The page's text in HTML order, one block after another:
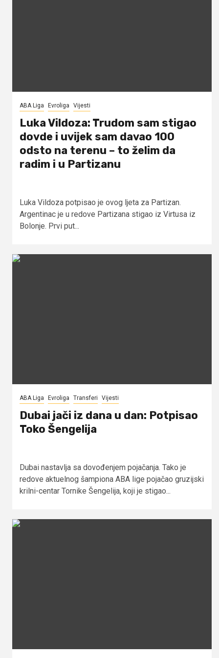
ABA Liga Evroliga Vijesti
Luka Vildoza: Trudom sam stigao
dovde i uvijek sam davao 100
odsto na terenu – to želim da
radim i u Partizanu
Luka Vildoza potpisao je ovog ljeta za Partizan.
Argentinac je u redove Partizana stigao iz Virtusa iz
Bolonje. Prvi put...
ABA Liga Evroliga Transferi Vijesti
Dubai jači iz dana u dan: Potpisao
Toko Šengelija
Dubai nastavlja sa dovođenjem pojačanja. Tako je
redove aktuelnog šampiona ABA lige pojačao gruzijski
krilni-centar Tornike Šengelija, koji je stigao...